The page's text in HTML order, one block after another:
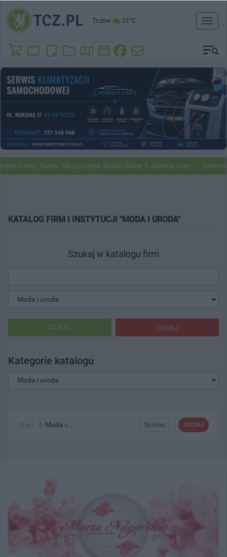
Tczew 21°C
Toggle
Gminy Tczew. Na początek Shaun Baker & Jessica Jean
KATALOG FIRM I INSTYTUCJI "MODA I URODA"
Szukaj w katalogu firm
DODAJ
SZUKAJ
Kategorie katalogu
DODAJ
Numer ↑
Start Moda i...